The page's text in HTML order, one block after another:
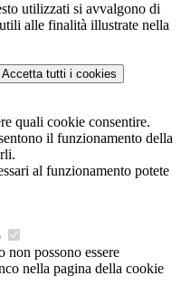
utilizzati si avvalgono di
alle finalità illustrate nella
Accetta tutti i cookies
quali cookie consentire.
il funzionamento della
al funzionamento potete
non possono essere
nella pagina della cookie